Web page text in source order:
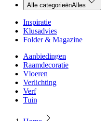
Alle categorieënAlles
Inspiratie
Klusadvies
Folder & Magazine
Aanbiedingen
Raamdecoratie
Vloeren
Verlichting
Verf
Tuin